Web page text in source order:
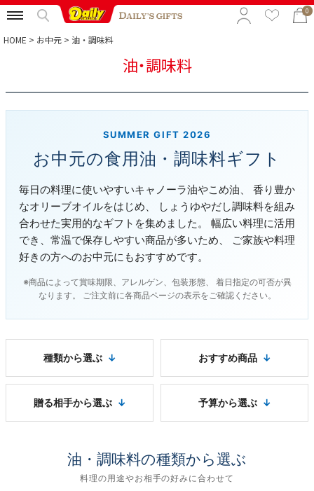
0
贈る相手から選ぶ
HOME お中元 油・調味料
油・調味料
SUMMER GIFT 2026
お中元の食用油・調味料ギフト
毎日の料理に使いやすいキャノーラ油やこめ油、 香り豊か
なオリーブオイルをはじめ、 しょうゆやだし調味料を組み
合わせた実用的なギフトを集めました。 幅広い料理に活用
でき、常温で保存しやすい商品が多いため、 ご家族や料理
好きの方へのお中元にもおすすめです。
※商品によって賞味期限、アレルゲン、包装形態、 着日指定の可否が異
なります。 ご注文前に各商品ページの表示をご確認ください。
種類から選ぶ おすすめ商品
贈る相手から選ぶ 予算から選ぶ
油・調味料の種類から選ぶ
料理の用途やお相手の好みに合わせて